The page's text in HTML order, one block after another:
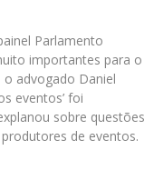
Parlamento
importantes para o
advogado Daniel
eventos’ foi
sobre questões
de eventos.